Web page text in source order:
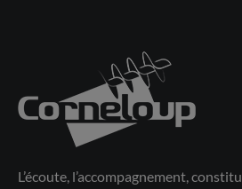
L’écoute, l’accompagnement,